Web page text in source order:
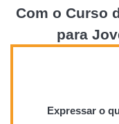
Com o Curso
para
Expressar o